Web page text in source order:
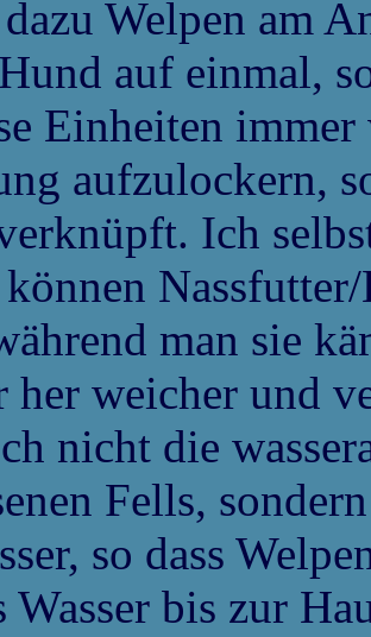
Welpen am
auf einmal,
Einheiten
aufzulockern,
Ich
man sie
her weicher und
nicht die
Fells,
so dass
Wasser bis zur